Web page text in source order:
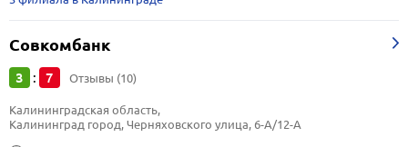
Совкомбанк
3 : 7 Отзывы (10)
Калининградская область,
Калининград город, Черняховского улица, 6-А/12-А